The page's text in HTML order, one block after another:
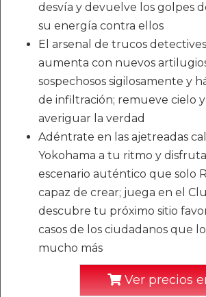
desvía y devuelve los golpes
su energía contra ellos
El arsenal de trucos
aumenta con nuevos
sospechosos sigilosamente y
de infiltración; remueve cielo
averiguar la verdad
Adéntrate en las ajetreadas
Yokohama a tu ritmo y
escenario auténtico que solo
capaz de crear; juega en el
descubre tu próximo sitio
casos de los ciudadanos que
mucho más
Ver precios